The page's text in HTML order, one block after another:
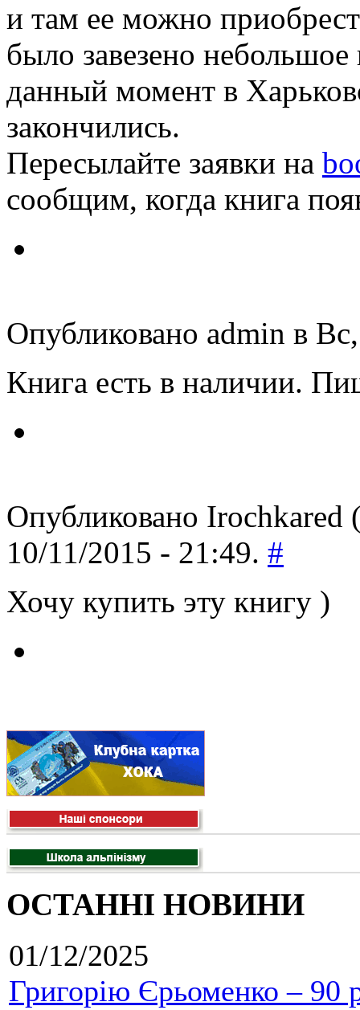
и там ее можно
было завезено
данный момент в
закончились.
Пересылайте заявки на
сообщим, когда книга
Опубликовано admin в
Книга есть в наличии.
Опубликовано Irochkared
10/11/2015 - 21:49. #
Хочу купить эту книгу )
ОСТАННІ НОВИНИ
01/12/2025
Григорію Єрьоменко – 90